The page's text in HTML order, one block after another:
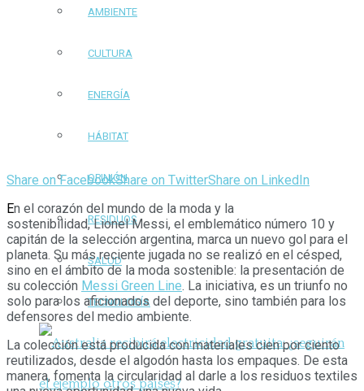
AMBIENTE
CULTURA
ENERGÍA
HÁBITAT
OPINIÓN
RESIDUOS
SALUD
TECNOLOGÍA
Share on FacebookShare on TwitterShare on LinkedIn
En el corazón del mundo de la moda y la
sostenibilidad, Lionel Messi, el emblemático número 10 y
capitán de la selección argentina, marca un nuevo gol para el
planeta. Su más reciente jugada no se realizó en el césped,
sino en el ámbito de la moda sostenible: la presentación de
su colección Messi Green Line. La iniciativa, es un triunfo no
solo para los aficionados del deporte, sino también para los
defensores del medio ambiente.
La colección está producida con materiales cien por ciento
reutilizados, desde el algodón hasta los empaques. De esta
manera, fomenta la circularidad al darle a los residuos textiles